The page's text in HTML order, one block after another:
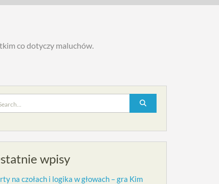
co dotyczy maluchów.
wpisy
na czołach i logika w głowach – gra Kim